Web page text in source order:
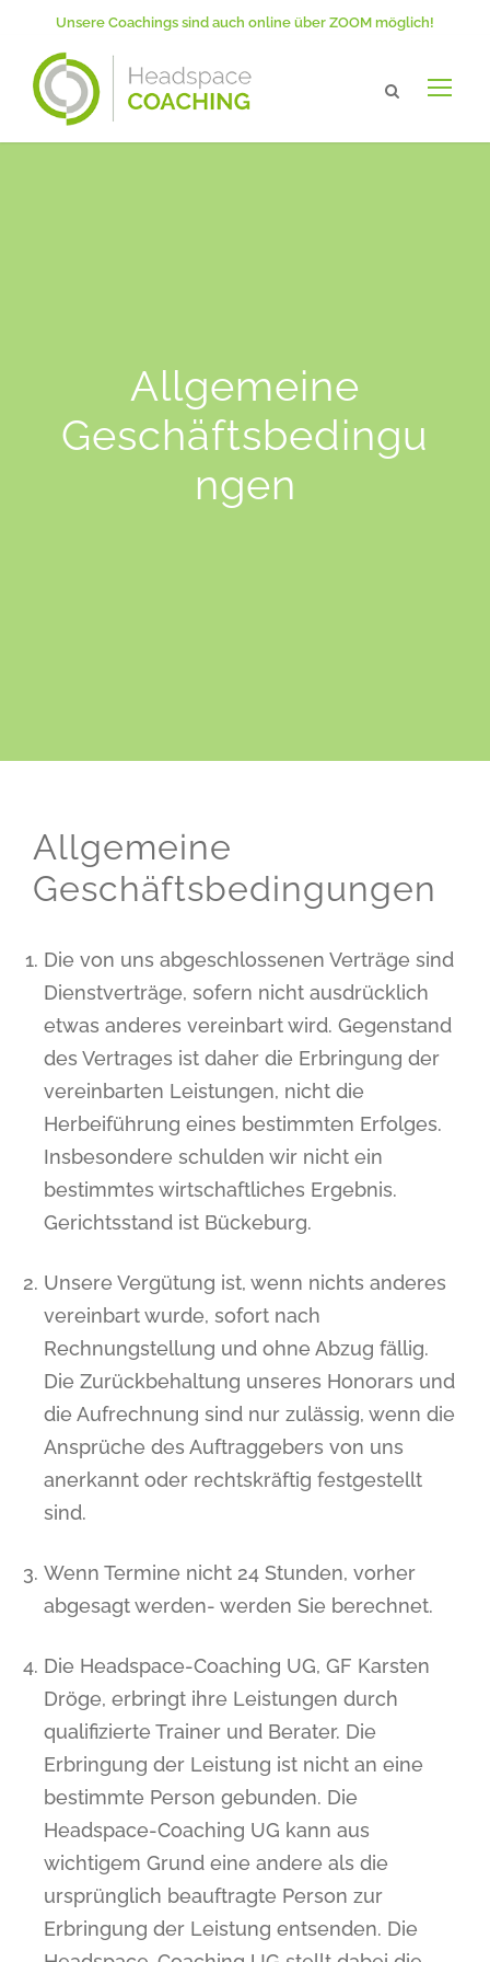
Unsere Coachings sind auch online über ZOOM möglich!
Allgemeine
Geschäftsbedingu
ngen
Allgemeine
Geschäftsbedingungen
Die von uns abgeschlossenen Verträge sind
Dienstverträge, sofern nicht ausdrücklich
etwas anderes vereinbart wird. Gegenstand
des Vertrages ist daher die Erbringung der
vereinbarten Leistungen, nicht die
Herbeiführung eines bestimmten Erfolges.
Insbesondere schulden wir nicht ein
bestimmtes wirtschaftliches Ergebnis.
Gerichtsstand ist Bückeburg.
Unsere Vergütung ist, wenn nichts anderes
vereinbart wurde, sofort nach
Rechnungstellung und ohne Abzug fällig.
Die Zurückbehaltung unseres Honorars und
die Aufrechnung sind nur zulässig, wenn die
Ansprüche des Auftraggebers von uns
anerkannt oder rechtskräftig festgestellt
sind.
Wenn Termine nicht 24 Stunden, vorher
abgesagt werden- werden Sie berechnet.
Die Headspace-Coaching UG, GF Karsten
Dröge, erbringt ihre Leistungen durch
qualifizierte Trainer und Berater. Die
Erbringung der Leistung ist nicht an eine
bestimmte Person gebunden. Die
Headspace-Coaching UG kann aus
wichtigem Grund eine andere als die
ursprünglich beauftragte Person zur
Erbringung der Leistung entsenden. Die